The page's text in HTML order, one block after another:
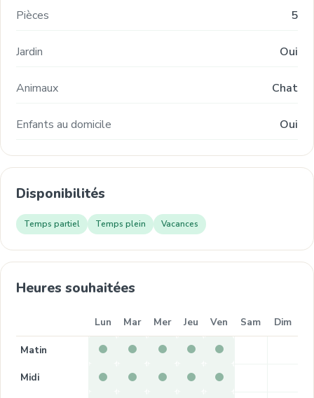
Pièces 5
Jardin Oui
Animaux Chat
Enfants au domicile Oui
Disponibilités
Temps partiel Temps plein Vacances
Heures souhaitées
Lun Mar Mer Jeu Ven Sam Dim
Matin
Midi